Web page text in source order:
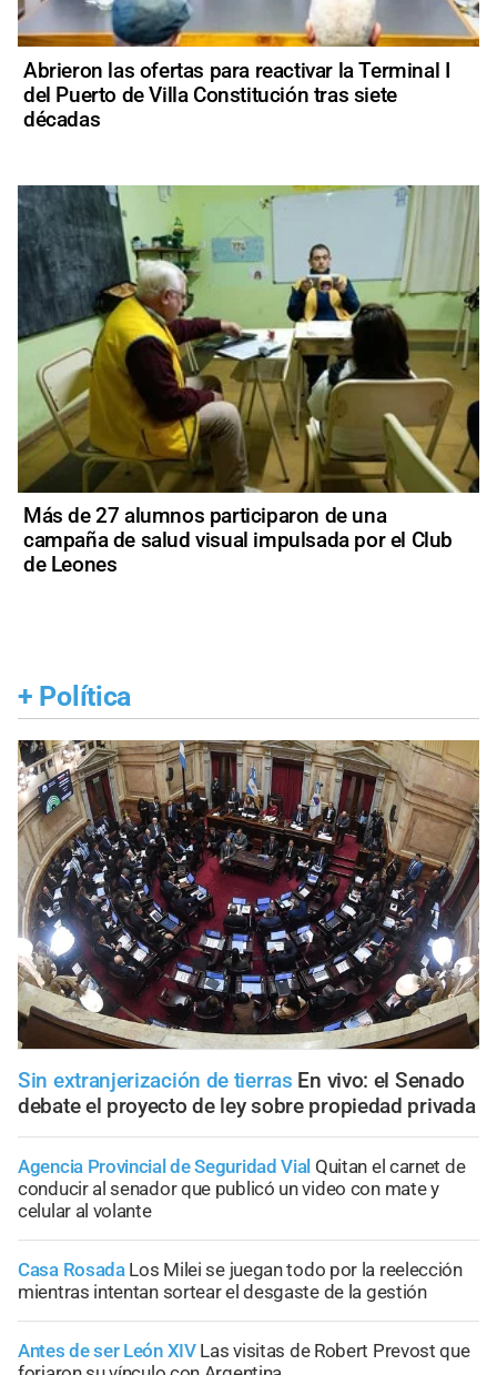
Abrieron las ofertas para reactivar la Terminal I
del Puerto de Villa Constitución tras siete
décadas
Más de 27 alumnos participaron de una
campaña de salud visual impulsada por el Club
de Leones
+ Política
Sin extranjerización de tierras En vivo: el Senado
debate el proyecto de ley sobre propiedad privada
Agencia Provincial de Seguridad Vial Quitan el carnet de
conducir al senador que publicó un video con mate y
celular al volante
Casa Rosada Los Milei se juegan todo por la reelección
mientras intentan sortear el desgaste de la gestión
Antes de ser León XIV Las visitas de Robert Prevost que